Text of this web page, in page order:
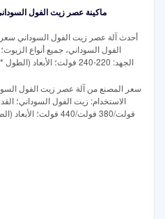
ماكينة عصر زيت الفول
أحدث آلة عصر زيت الفول السوداني
الجهد: 220-240 فولت؛ الأبعاد (الطول * العرض * الارتفاع): 840 * 240 * 540
سعر المصنع من آلة عصر زيت الفول